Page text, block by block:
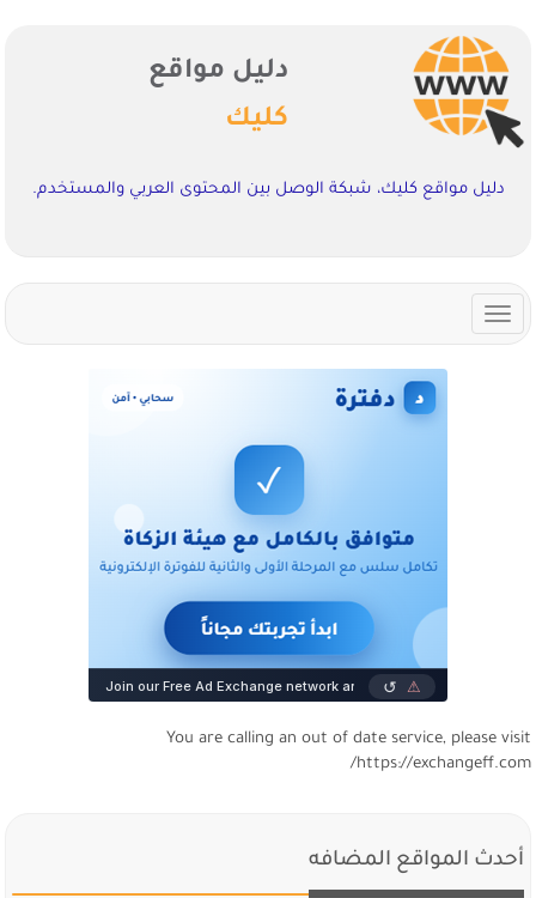
دليل مواقع
كليك
دليل مواقع كليك، شبكة الوصل بين المحتوى العربي والمستخدم.
Toggle
navigation
You are calling an out of date service, please visit
https://exchangeff.com/
أحدث المواقع المضافه